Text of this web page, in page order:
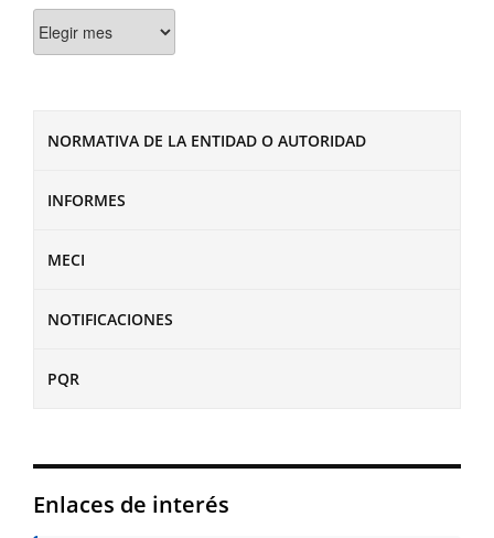
NORMATIVA DE LA ENTIDAD O AUTORIDAD
INFORMES
MECI
NOTIFICACIONES
PQR
Enlaces de interés